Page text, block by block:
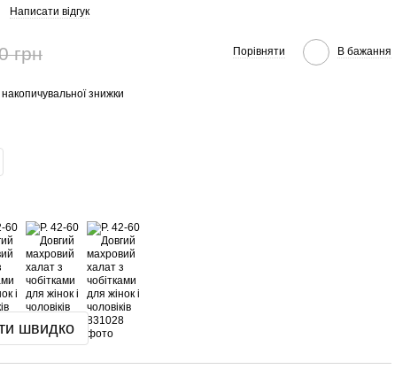
Написати відгук
грн Порівняти В бажання
знижки
швидко